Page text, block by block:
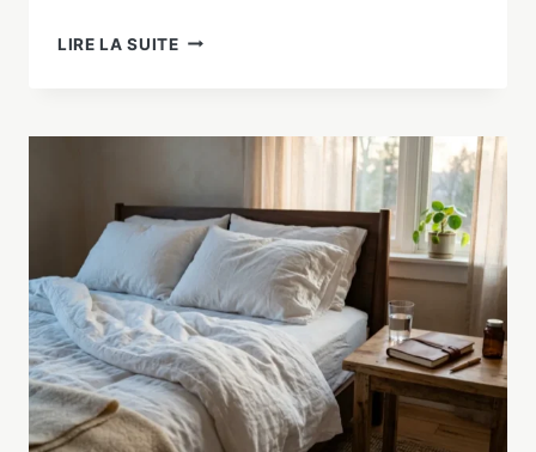
LIRE LA SUITEDYSFONCTION
SOLUTIONS
FONCTIONNENT
EN
2026